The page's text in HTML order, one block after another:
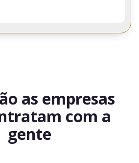
as empresas
com a
gente